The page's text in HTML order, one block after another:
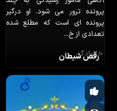
رقص شیطان
پرونده ترور می شود. او درگیر
پرونده ای است که مطلع شده
تعدادی از خ...
خانوادگی